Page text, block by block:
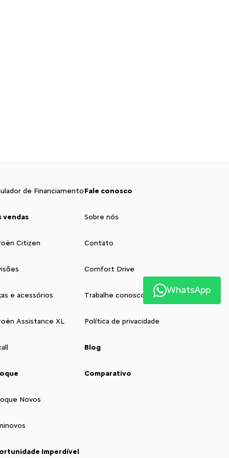
de Financiamento
vendas
Citizen
e acessórios
Assistance XL
Novos
Imperdível
Fale conosco
Sobre nós
Contato
Comfort Drive
Trabalhe conosco
Política de privacidade
Blog
Comparativo
WhatsApp